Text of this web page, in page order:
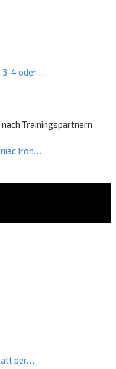
3-4 oder…
Trainingspartnern
Iron…
per…